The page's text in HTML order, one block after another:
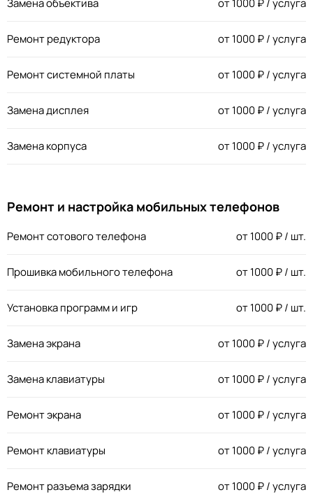
Замена объектива от1000₽ / услуга
Ремонт редуктора от1000₽ / услуга
Ремонт системной платы от1000₽ / услуга
Замена дисплея от1000₽ / услуга
Замена корпуса от1000₽ / услуга
Ремонт и настройка мобильных телефонов
Ремонт сотового телефона от1000₽ / шт.
Прошивка мобильного телефона от1000₽ / шт.
Установка программ и игр от1000₽ / шт.
Замена экрана от1000₽ / услуга
Замена клавиатуры от1000₽ / услуга
Ремонт экрана от1000₽ / услуга
Ремонт клавиатуры от1000₽ / услуга
Ремонт разъема зарядки от1000₽ / услуга